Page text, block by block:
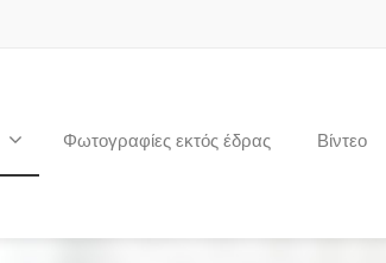
Φωτογραφίες εκτός έδρας Βίντεο